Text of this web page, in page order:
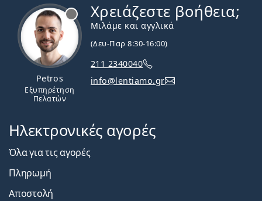
Petros
Εξυπηρέτηση
Πελατών
Χρειάζεστε βοήθεια;
Μιλάμε και αγγλικά
(Δευ-Παρ 8:30-16:00)
211 2340040
info@lentiamo.gr
Ηλεκτρονικές αγορές
Όλα για τις αγορές
Πληρωμή
Αποστολή